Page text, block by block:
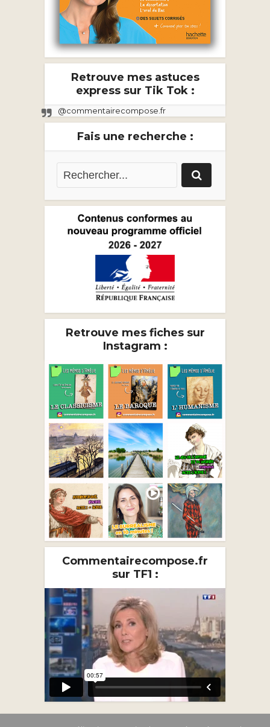
Retrouve mes astuces
express sur Tik Tok :
@commentairecompose.fr
Fais une recherche :
Retrouve mes fiches sur
Instagram :
Commentairecompose.fr
sur TF1 :